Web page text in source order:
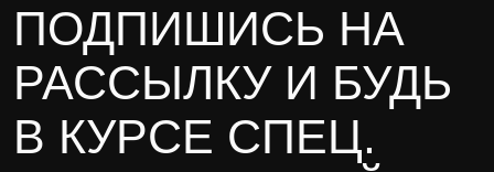
ПОДПИШИСЬ НА
РАССЫЛКУ И БУДЬ
В КУРСЕ СПЕЦ.